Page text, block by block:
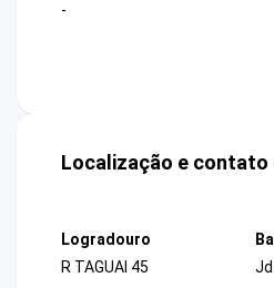
-
Localização e contato
Logradouro
R TAGUAI 45
Jd